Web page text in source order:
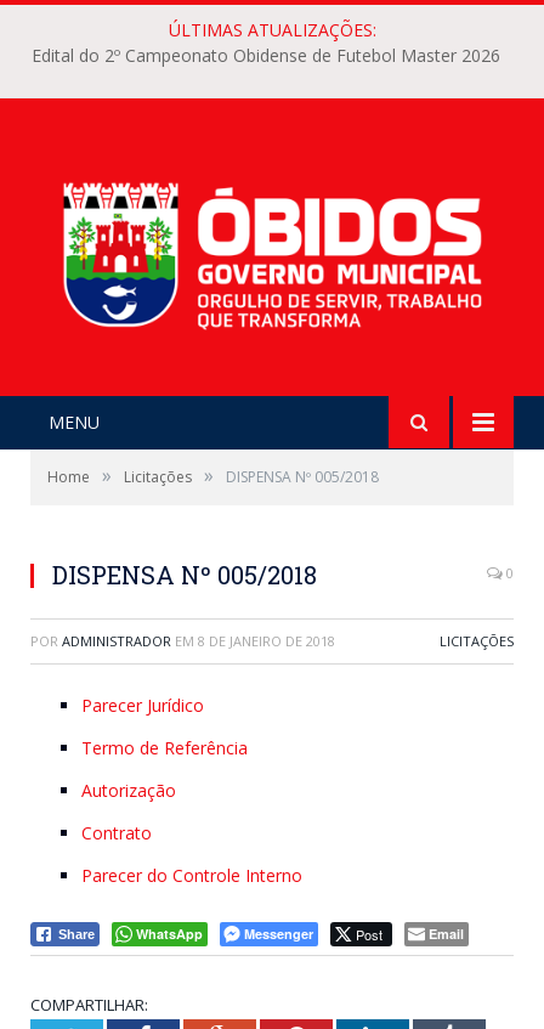
ÚLTIMAS ATUALIZAÇÕES:
Edital do 2º Campeonato Obidense de Futebol Master 2026
MENU
Home » Licitações » DISPENSA Nº 005/2018
DISPENSA Nº 005/2018 0
POR ADMINISTRADOR EM 8 DE JANEIRO DE 2018 LICITAÇÕES
Parecer Jurídico
Termo de Referência
Autorização
Contrato
Parecer do Controle Interno
Share WhatsApp Messenger Post Email
COMPARTILHAR: